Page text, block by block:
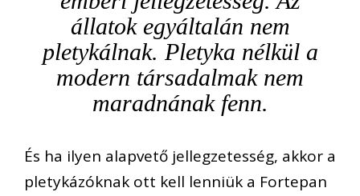
állatok egyáltalán nem
pletykálnak. Pletyka nélkül a
modern társadalmak nem
maradnának fenn.
És ha ilyen alapvető jellegzetesség, akkor a
pletykázóknak ott kell lenniük a Fortepan